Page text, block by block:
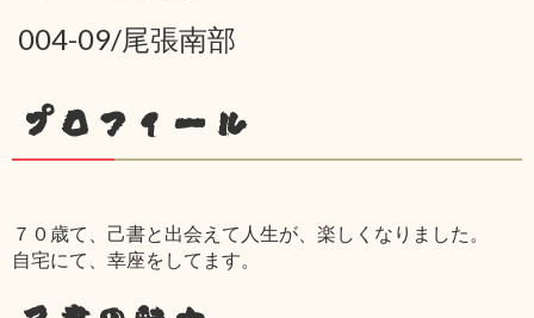
004-09/尾張南部
プロフィール
７０歳て、己書と出会えて人生が、楽しくなりました。
自宅にて、幸座をしてます。